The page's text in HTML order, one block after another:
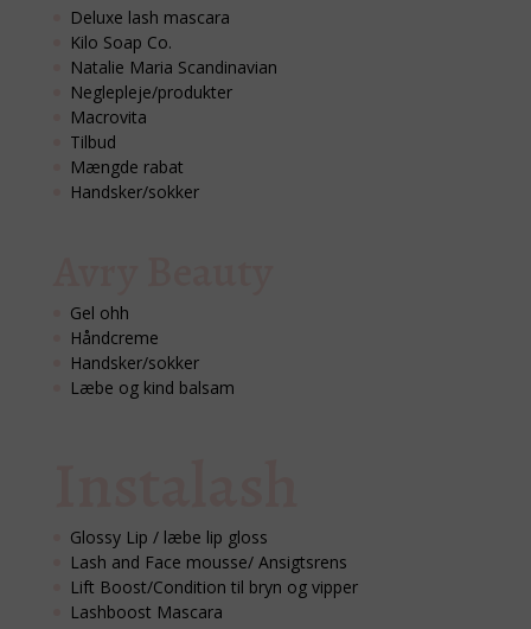
Deluxe lash mascara
Kilo Soap Co.
Natalie Maria Scandinavian
Neglepleje/produkter
Macrovita
Tilbud
Mængde rabat
Handsker/sokker
Gel ohh
Håndcreme
Handsker/sokker
Læbe og kind balsam
Glossy Lip / læbe lip gloss
Lash and Face mousse/ Ansigtsrens
Lift Boost/Condition til bryn og vipper
Lashboost Mascara